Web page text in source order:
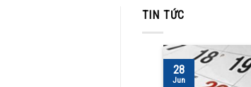
TIN TỨC
28
Jun